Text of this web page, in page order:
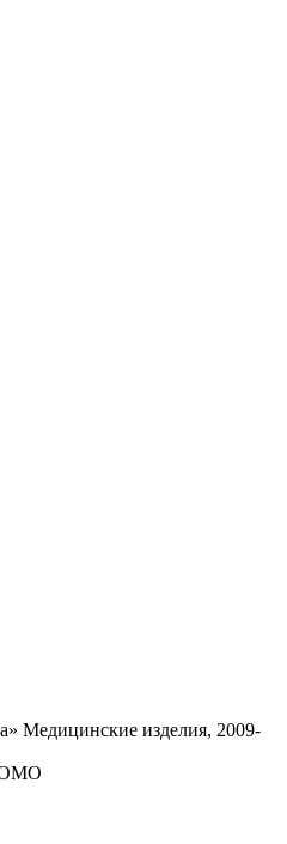
Медицинские изделия, 2009-